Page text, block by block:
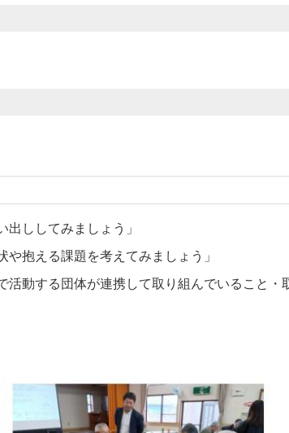
ししてみましょう」
抱える課題を考えてみましょう」
活動する団体が連携して取り組んでいること